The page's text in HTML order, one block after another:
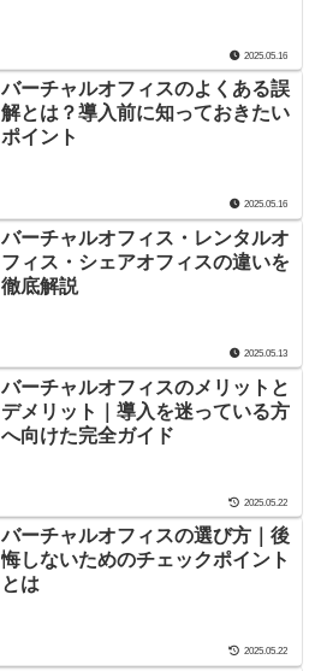
2025.05.16
バーチャルオフィスのよくある誤
解とは？導入前に知っておきたい
ポイント
2025.05.16
バーチャルオフィス・レンタルオ
フィス・シェアオフィスの違いを
徹底解説
2025.05.13
バーチャルオフィスのメリットと
デメリット｜導入を迷っている方
へ向けた完全ガイド
2025.05.22
バーチャルオフィスの選び方｜後
悔しないためのチェックポイント
とは
2025.05.22